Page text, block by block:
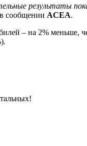
результаты
сообщении ACEA.
– на 2% меньше,